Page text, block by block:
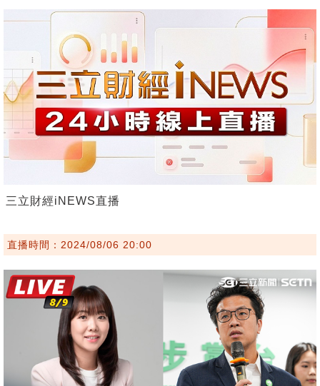
三立財經iNEWS直播
直播時間：2024/08/06 20:00